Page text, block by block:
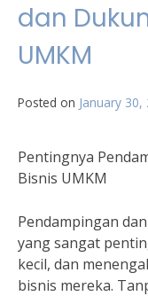
dan
UMKM
Posted on January 30,
Pentingnya
Bisnis UMKM
Pendampingan
yang sangat
kecil, dan
bisnis mereka.